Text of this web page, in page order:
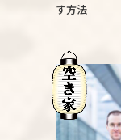
す方法